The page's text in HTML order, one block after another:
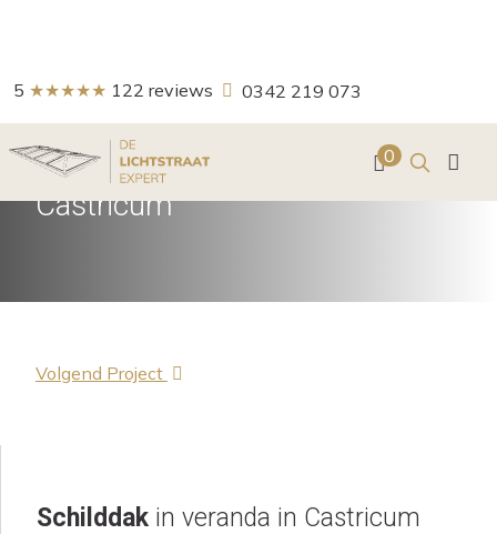
5 ★★★★★ 122 reviews 0342 219 073
0 Zoeken
Schilddak in veranda in
Castricum
Volgend Project
Schilddak in veranda in Castricum